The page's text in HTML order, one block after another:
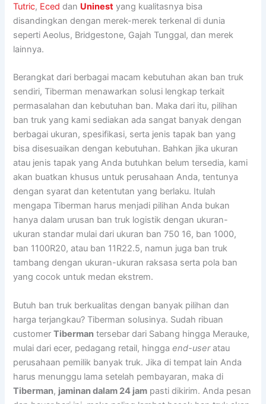
Tutric, Eced dan Uninest yang kualitasnya bisa
disandingkan dengan merek-merek terkenal di dunia
seperti Aeolus, Bridgestone, Gajah Tunggal, dan merek
lainnya.
Berangkat dari berbagai macam kebutuhan akan ban truk
sendiri, Tiberman menawarkan solusi lengkap terkait
permasalahan dan kebutuhan ban. Maka dari itu, pilihan
ban truk yang kami sediakan ada sangat banyak dengan
berbagai ukuran, spesifikasi, serta jenis tapak ban yang
bisa disesuaikan dengan kebutuhan. Bahkan jika ukuran
atau jenis tapak yang Anda butuhkan belum tersedia, kami
akan buatkan khusus untuk perusahaan Anda, tentunya
dengan syarat dan ketentutan yang berlaku. Itulah
mengapa Tiberman harus menjadi pilihan Anda bukan
hanya dalam urusan ban truk logistik dengan ukuran-
ukuran standar mulai dari ukuran ban 750 16, ban 1000,
ban 1100R20, atau ban 11R22.5, namun juga ban truk
tambang dengan ukuran-ukuran raksasa serta pola ban
yang cocok untuk medan ekstrem.
Butuh ban truk berkualitas dengan banyak pilihan dan
harga terjangkau? Tiberman solusinya. Sudah ribuan
customerTiberman tersebar dari Sabang hingga Merauke,
mulai dari ecer, pedagang retail, hinggaend-useratau
perusahaan pemilik banyak truk. Jika di tempat lain Anda
harus menunggu lama setelah pembayaran, maka di
Tiberman, jaminan dalam 24 jam pasti dikirim. Anda pesan